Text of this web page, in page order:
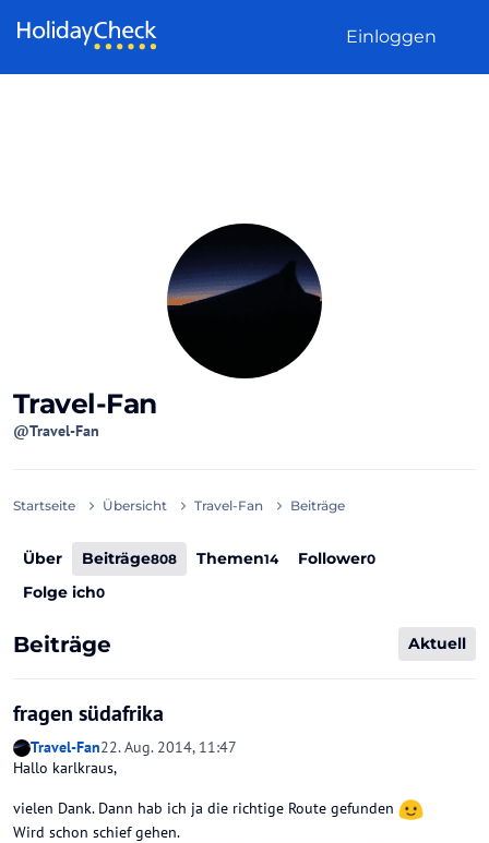
Einloggen
Travel-Fan
@Travel-Fan
Startseite Übersicht Travel-Fan Beiträge
Über Beiträge808 Themen14 Follower0
Folge ich0
Beiträge Aktuell
fragen südafrika
Travel-Fan22. Aug. 2014, 11:47
Hallo karlkraus,
vielen Dank. Dann hab ich ja die richtige Route gefunden
Wird schon schief gehen.